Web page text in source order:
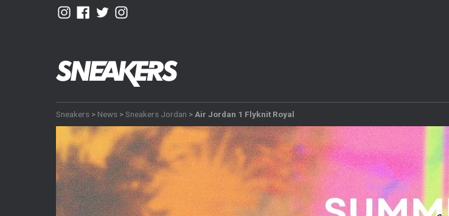
Sneakers > News >Sneakers Jordan > Air Jordan 1 Flyknit Royal